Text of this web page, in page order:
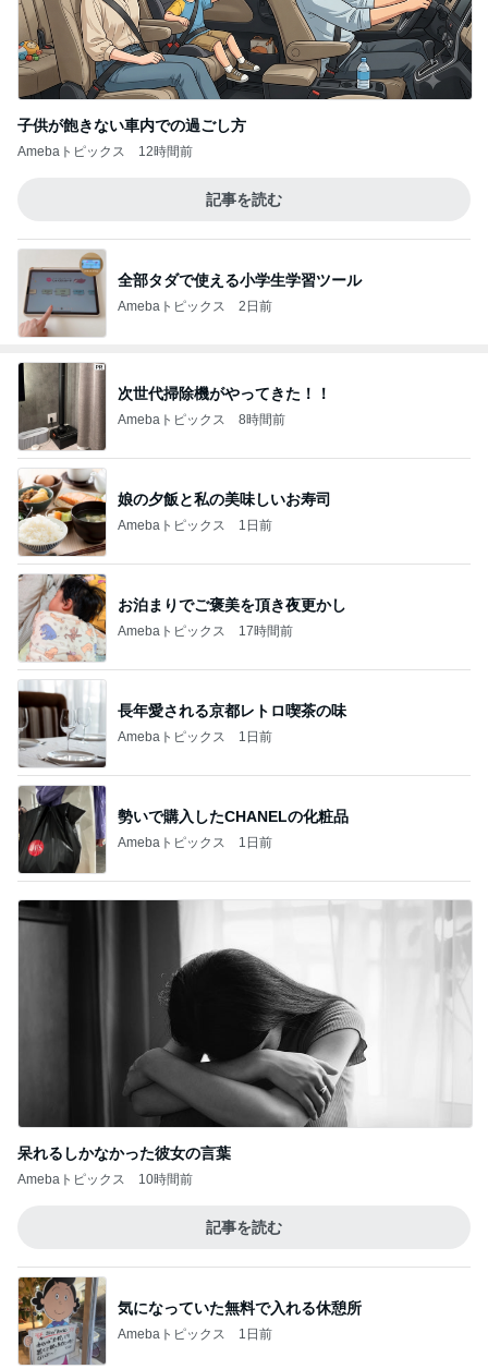
子供が飽きない車内での過ごし方
Amebaトピックス 12時間前
記事を読む
全部タダで使える小学生学習ツール
Amebaトピックス 2日前
次世代掃除機がやってきた！！
Amebaトピックス 8時間前
娘の夕飯と私の美味しいお寿司
Amebaトピックス 1日前
お泊まりでご褒美を頂き夜更かし
Amebaトピックス 17時間前
長年愛される京都レトロ喫茶の味
Amebaトピックス 1日前
勢いで購入したCHANELの化粧品
Amebaトピックス 1日前
呆れるしかなかった彼女の言葉
Amebaトピックス 10時間前
記事を読む
気になっていた無料で入れる休憩所
Amebaトピックス 1日前